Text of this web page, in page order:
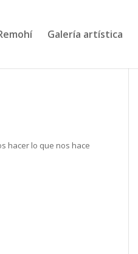
Galería artística
hacer lo que nos hace